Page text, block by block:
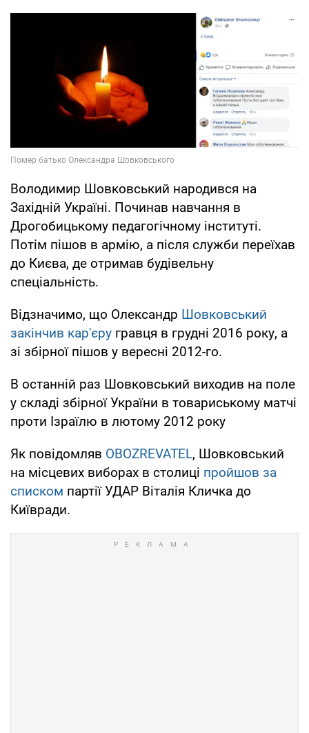
Володимир Шовковський народився на
Західній Україні. Починав навчання в
Дрогобицькому педагогічному інституті.
Потім пішов в армію, а після служби переїхав
до Києва, де отримав будівельну
спеціальність.
Відзначимо, що Олександр Шовковський
закінчив кар'єру гравця в грудні 2016 року, а
зі збірної пішов у вересні 2012-го.
В останній раз Шовковський виходив на поле
у складі збірної України в товариському матчі
проти Ізраїлю в лютому 2012 року
Як повідомляв OBOZREVATEL, Шовковський
на місцевих виборах в столиці пройшов за
списком партії УДАР Віталія Кличка до
Київради.